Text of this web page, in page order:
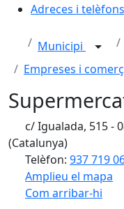
Adreces i telèfons
Municipi
Empreses i
c/ Igualada, 515 -
(Catalunya)
Telèfon: 937 719
Amplieu el mapa
Com arribar-hi